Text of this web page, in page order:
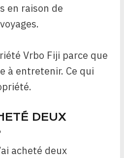
en raison de
Vrbo Fiji parce que
à entretenir. Ce qui
DEUX
acheté deux